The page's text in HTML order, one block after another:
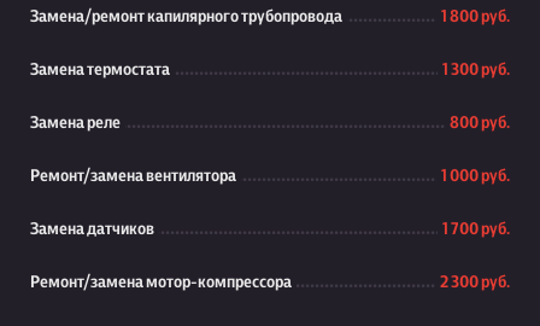
Замена/ремонт капилярного трубопровода 1 800 руб.
Замена термостата 1 300 руб.
Замена реле 800 руб.
Ремонт/замена вентилятора 1 000 руб.
Замена датчиков 1 700 руб.
Ремонт/замена мотор-компрессора 2 300 руб.